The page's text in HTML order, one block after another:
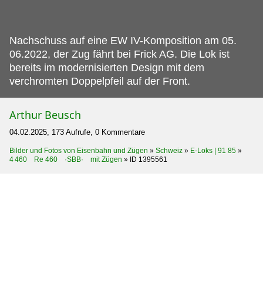
Nachschuss auf eine EW IV-Komposition am 05.
06.2022, der Zug fährt bei Frick AG. Die Lok ist
bereits im modernisierten Design mit dem
verchromten Doppelpfeil auf der Front.
Arthur Beusch
04.02.2025, 173 Aufrufe, 0 Kommentare
Bilder und Fotos von Eisenbahn und Zügen » Schweiz » E-Loks | 91 85 »
4 460 Re 460 ·SBB· mit Zügen » ID 1395561